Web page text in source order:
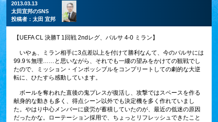
2013.03.13
太田宜邦のSNS
投稿者：太田 宜邦
【UEFA CL 決勝T 1回戦 2ndレグ、バルサ 4-0 ミラン】
いやぁ、ミラン相手に3点差以上を付けて勝利なんて、今のバルサには
99.9％無理……と思いながら、それでも一縷の望みをかけての観戦でし
たので、ミッション・インポッシブルをコンプリートしての劇的な大逆
転に、ひたすら感動しています。
ボールを奪われた直後の鬼プレスが復活し、攻撃ではスペースを作る
献身的な動きも多く、得点シーン以外でも決定機を多く作れていまし
た。やはり中心メンバーに疲労が蓄積していたのが、最近の低迷の原因
だったかな。ローテーション採用で、ちょっとリフレッシュできたこと